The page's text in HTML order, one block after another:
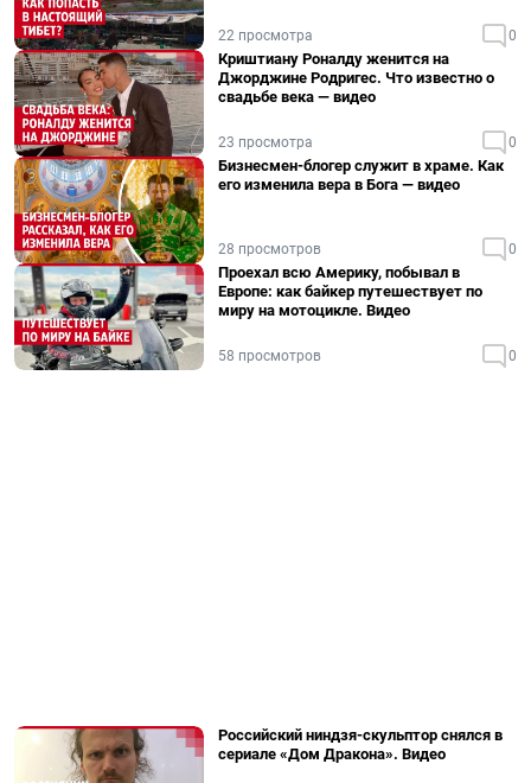
22 просмотра 0
Криштиану Роналду женится на
Джорджине Родригес. Что известно о
свадьбе века — видео
23 просмотра 0
Бизнесмен-блогер служит в храме. Как
его изменила вера в Бога — видео
28 просмотров 0
Проехал всю Америку, побывал в
Европе: как байкер путешествует по
миру на мотоцикле. Видео
58 просмотров 0
Российский ниндзя-скульптор снялся в
сериале «Дом Дракона». Видео